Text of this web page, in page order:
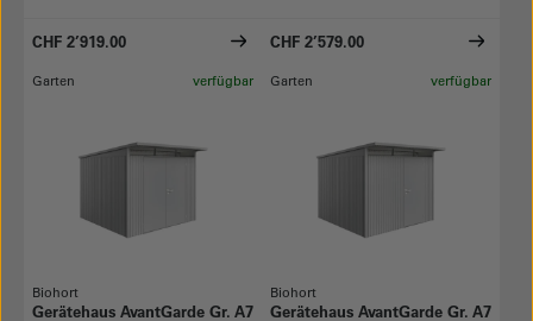
CHF 2’919.00 CHF 2’579.00
Garten verfügbar
Biohort
Gerätehaus AvantGarde Gr. A7
Garten verfügbar
Biohort
Gerätehaus AvantGarde Gr. A7